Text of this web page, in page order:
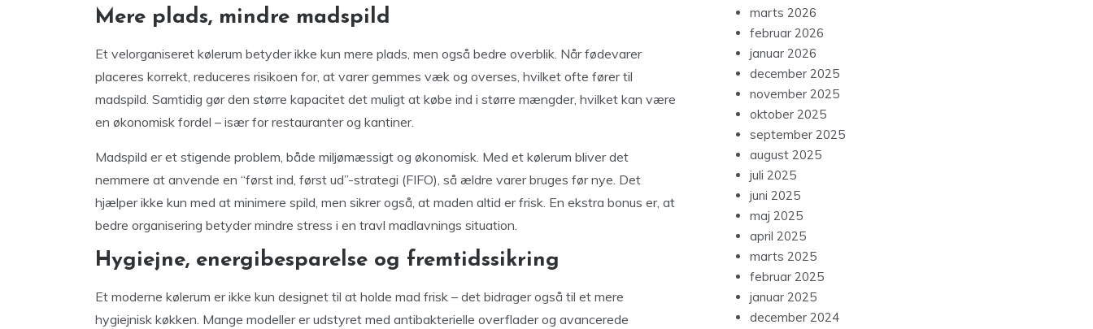
Mere plads, mindre madspild
Et velorganiseret kølerum betyder ikke kun mere plads, men også bedre overblik. Når fødevarer
placeres korrekt, reduceres risikoen for, at varer gemmes væk og overses, hvilket ofte fører til
madspild. Samtidig gør den større kapacitet det muligt at købe ind i større mængder, hvilket kan være
en økonomisk fordel – især for restauranter og kantiner.
Madspild er et stigende problem, både miljømæssigt og økonomisk. Med et kølerum bliver det
nemmere at anvende en “først ind, først ud”-strategi (FIFO), så ældre varer bruges før nye. Det
hjælper ikke kun med at minimere spild, men sikrer også, at maden altid er frisk. En ekstra bonus er, at
bedre organisering betyder mindre stress i en travl madlavnings situation.
Hygiejne, energibesparelse og fremtidssikring
Et moderne kølerum er ikke kun designet til at holde mad frisk – det bidrager også til et mere
hygiejnisk køkken. Mange modeller er udstyret med antibakterielle overflader og avancerede
marts 2026
februar 2026
januar 2026
december 2025
november 2025
oktober 2025
september 2025
august 2025
juli 2025
juni 2025
maj 2025
april 2025
marts 2025
februar 2025
januar 2025
december 2024